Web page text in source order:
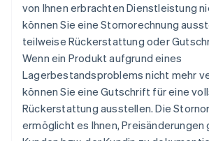
von Ihnen erbrachten Dienstleistung
können Sie eine Stornorechnung
teilweise Rückerstattung oder
Wenn ein Produkt aufgrund eines
Lagerbestandsproblems nicht mehr
können Sie eine Gutschrift für eine
Rückerstattung ausstellen. Die
ermöglicht es Ihnen,